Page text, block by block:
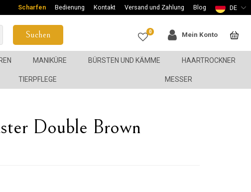
Scharfen Bedienung Kontakt Versand und Zahlung Blog DE
Suchen 0 Mein Konto
MANIKÜRE BÜRSTEN UND KÄMME HAARTROCKNER
TIERPFLEGE MESSER
Double Brown